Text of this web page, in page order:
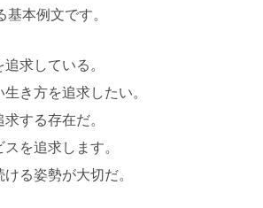
基本例文です。
求している。
き方を追求したい。
する存在だ。
を追求します。
る姿勢が大切だ。